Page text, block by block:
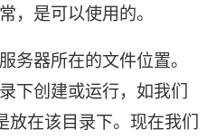
，是可以使用的。
务器所在的文件位置。
下创建或运行，如我们
放在该目录下。现在我们